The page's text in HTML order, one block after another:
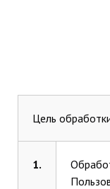
Цель
1.